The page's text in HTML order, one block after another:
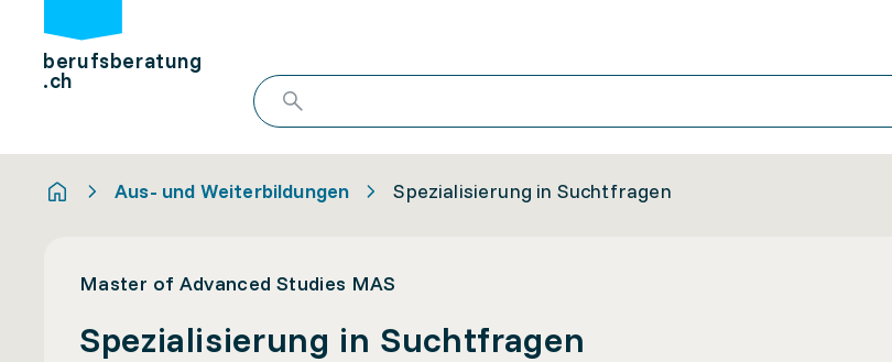
berufsberatung
.ch
Aus- und Weiterbildungen Spezialisierung in Suchtfragen
Master of Advanced Studies MAS
Spezialisierung in Suchtfragen